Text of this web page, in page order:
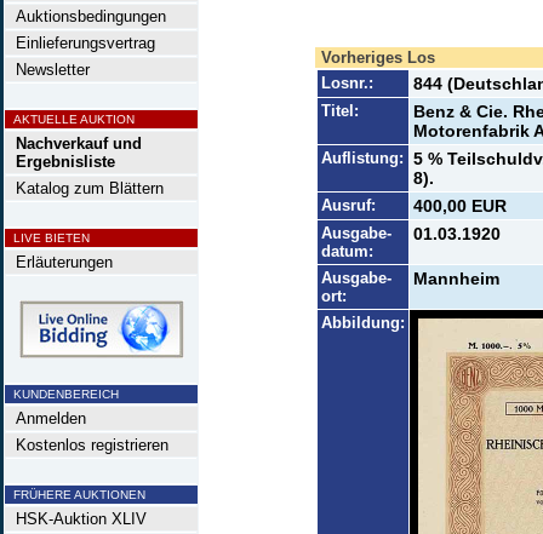
Auktionsbedingungen
Einlieferungsvertrag
Newsletter
AKTUELLE AUKTION
Nachverkauf und
Ergebnisliste
Katalog zum Blättern
LIVE BIETEN
Erläuterungen
KUNDENBEREICH
Anmelden
Kostenlos registrieren
FRÜHERE AUKTIONEN
HSK-Auktion XLIV
Vorheriges Los
Losnr.:
844
Titel:
Benz & Cie.
Motorenfabrik
Auflistung: 5 %
8).
Ausruf: 400,00 EUR
Ausgabe-
datum:
01.03.1920
Ausgabe-
ort:
Mannheim
Abbildung: